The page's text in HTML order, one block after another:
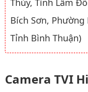
Bích Sơn, Phường
Tỉnh Bình Thuận)
Camera TVI